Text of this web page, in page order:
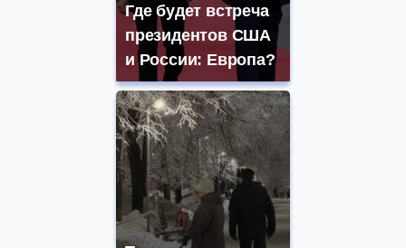
Где будет встреча
президентов США
и России: Европа?